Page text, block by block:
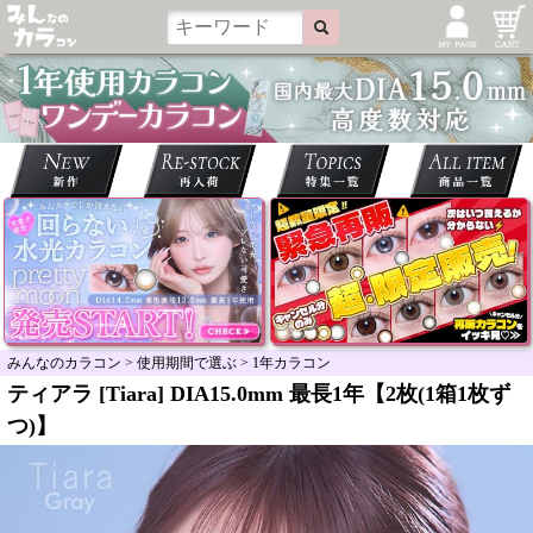
みんなのカラコン > 使用期間で選ぶ > 1年カラコン
ティアラ [Tiara] DIA15.0mm 最長1年【2枚(1箱1枚ず
つ)】